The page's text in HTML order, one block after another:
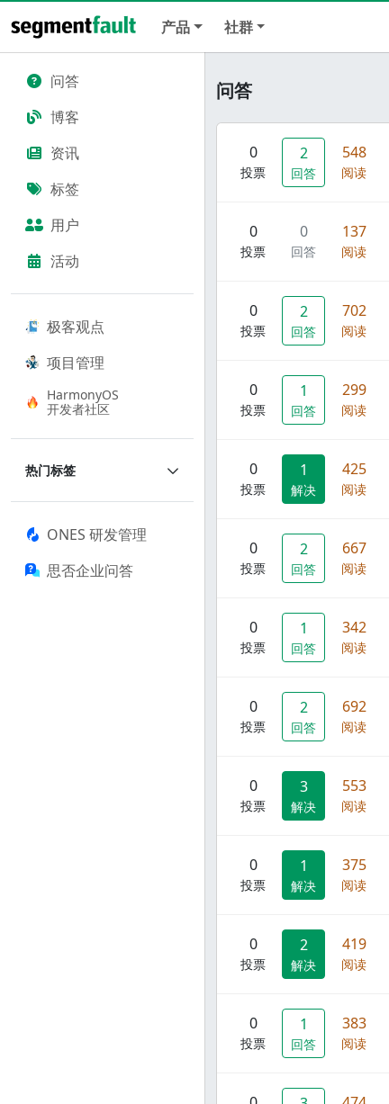
产品 社群
问答
博客
资讯
标签
用户
活动
极客观点
项目管理
HarmonyOS
开发者社区
热门标签
ONES 研发管理
思否企业问答
问答
0
投票
2
回答
548
阅读
0
投票
0
回答
137
阅读
0
投票
2
回答
702
阅读
0
投票
1
回答
299
阅读
0
投票
1
解决
425
阅读
0
投票
2
回答
667
阅读
0
投票
1
回答
342
阅读
0
投票
2
回答
692
阅读
0
投票
3
解决
553
阅读
0
投票
1
解决
375
阅读
0
投票
2
解决
419
阅读
0
投票
1
回答
383
阅读